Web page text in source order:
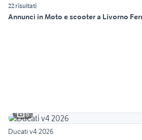
22 risultati
Annunci in Moto e scooter a Livorno
6
Ducati v4 2026